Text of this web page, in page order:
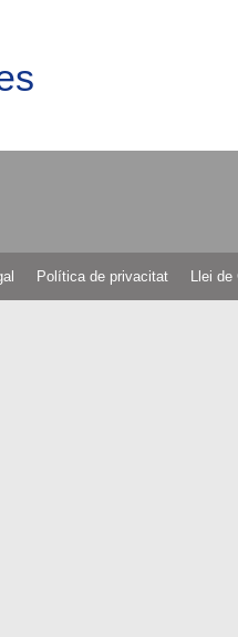
Política de privacitat Llei de